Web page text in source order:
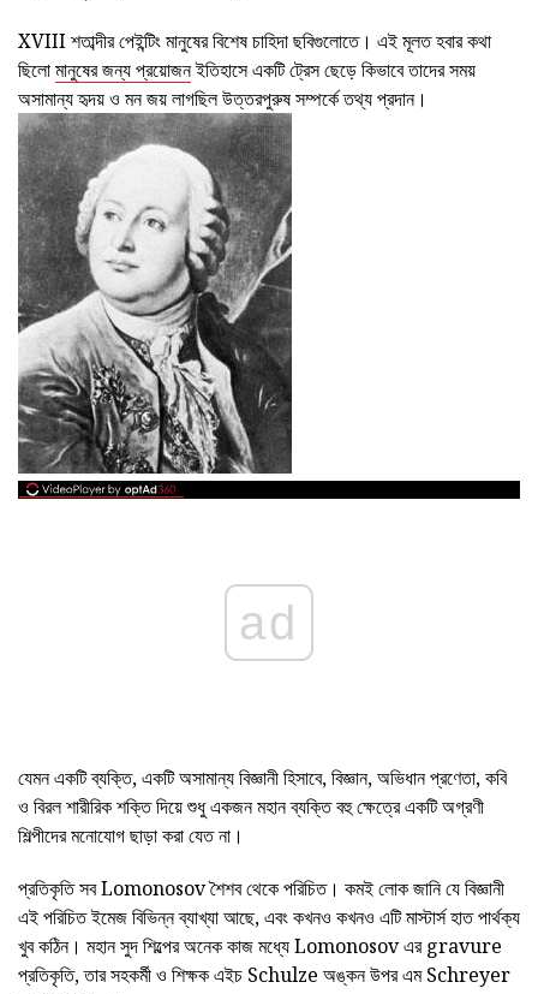
XVIII শতাব্দীর পেইন্টিং মানুষের বিশেষ চাহিদা ছবিগুলোতে। এই মূলত হবার কথা
ছিলোমানুষের জন্য প্রয়োজনইতিহাসে একটি ট্রেস ছেড়ে কিভাবে তাদের সময়
অসামান্য হৃদয় ও মন জয় লাগছিল উত্তরপুরুষ সম্পর্কে তথ্য প্রদান।
ad
যেমন একটি ব্যক্তি, একটি অসামান্য বিজ্ঞানী হিসাবে, বিজ্ঞান, অভিধান প্রণেতা, কবি
ও বিরল শারীরিক শক্তি দিয়ে শুধু একজন মহান ব্যক্তি বহু ক্ষেত্রে একটি অগ্রণী
শিল্পীদের মনোযোগ ছাড়া করা যেত না।
প্রতিকৃতি সব Lomonosov শৈশব থেকে পরিচিত। কমই লোক জানি যে বিজ্ঞানী
এই পরিচিত ইমেজ বিভিন্ন ব্যাখ্যা আছে, এবং কখনও কখনও এটি মাস্টার্স হাত পার্থক্য
খুব কঠিন। মহান সুদ শিল্পের অনেক কাজ মধ্যে Lomonosov এর gravure
প্রতিকৃতি, তার সহকর্মী ও শিক্ষক এইচ Schulze অঙ্কন উপর এম Schreyer